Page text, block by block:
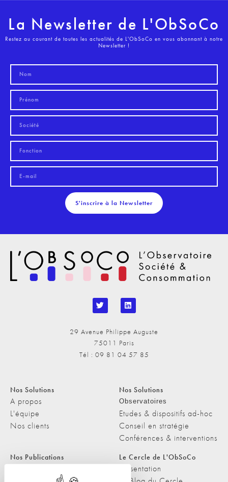
La Newsletter de L'ObSoCo
Restez au courant de toutes les actualités de L'ObSoCo en vous abonnant à notre
Newsletter !
S'inscrire à la Newsletter
29 Avenue Philippe Auguste
75011 Paris
Tél : 09 81 04 57 85
Nos Solutions
A propos
L'équipe
Nos clients
Nos Solutions
Observatoires
Etudes & dispositifs ad-hoc
Conseil en stratégie
Conférences & interventions
Nos Publications Le Cercle de L'ObSoCo
Présentation